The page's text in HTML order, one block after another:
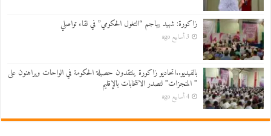
زاكورة: شهيد يهاجم “التغول الحكومي” في لقاء تواصلي
3 أسابيع ago
بالفيديو..اتحاديو زاكورة ينتقدون حصيلة الحكومة في الواحات ويراهنون على
” المنجزات” لتصدر الانتخابات بالإقليم
4 أسابيع ago